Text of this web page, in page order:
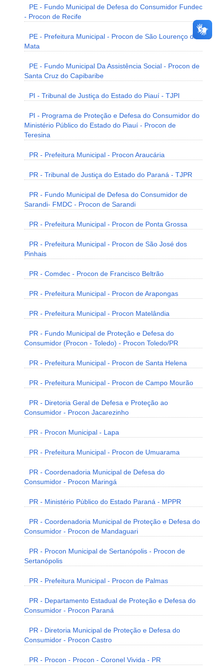
PE - Fundo Municipal de Defesa do Consumidor Fundec
- Procon de Recife
PE - Prefeitura Municipal - Procon de São Lourenço da
Mata
PE - Fundo Municipal Da Assistência Social - Procon de
Santa Cruz do Capibaribe
PI - Tribunal de Justiça do Estado do Piauí - TJPI
PI - Programa de Proteção e Defesa do Consumidor do
Ministério Público do Estado do Piauí - Procon de
Teresina
PR - Prefeitura Municipal - Procon Araucária
PR - Tribunal de Justiça do Estado do Paraná - TJPR
PR - Fundo Municipal de Defesa do Consumidor de
Sarandi- FMDC - Procon de Sarandi
PR - Prefeitura Municipal - Procon de Ponta Grossa
PR - Prefeitura Municipal - Procon de São José dos
Pinhais
PR - Comdec - Procon de Francisco Beltrão
PR - Prefeitura Municipal - Procon de Arapongas
PR - Prefeitura Municipal - Procon Matelândia
PR - Fundo Municipal de Proteção e Defesa do
Consumidor (Procon - Toledo) - Procon Toledo/PR
PR - Prefeitura Municipal - Procon de Santa Helena
PR - Prefeitura Municipal - Procon de Campo Mourão
PR - Diretoria Geral de Defesa e Proteção ao
Consumidor - Procon Jacarezinho
PR - Procon Municipal - Lapa
PR - Prefeitura Municipal - Procon de Umuarama
PR - Coordenadoria Municipal de Defesa do
Consumidor - Procon Maringá
PR - Ministério Público do Estado Paraná - MPPR
PR - Coordenadoria Municipal de Proteção e Defesa do
Consumidor - Procon de Mandaguari
PR - Procon Municipal de Sertanópolis - Procon de
Sertanópolis
PR - Prefeitura Municipal - Procon de Palmas
PR - Departamento Estadual de Proteção e Defesa do
Consumidor - Procon Paraná
PR - Diretoria Municipal de Proteção e Defesa do
Consumidor - Procon Castro
PR - Procon - Procon - Coronel Vivida - PR